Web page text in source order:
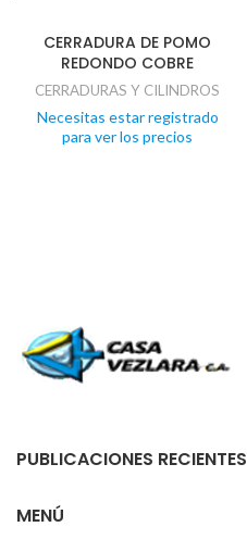
CERRADURA DE POMO
REDONDO COBRE
CERRADURAS Y CILINDROS
Necesitas estar registrado
para ver los precios
PUBLICACIONES RECIENTES
MENÚ